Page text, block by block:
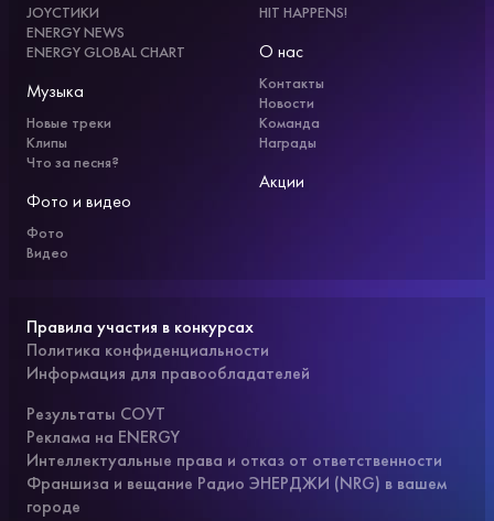
JOYСТИКИ
ENERGY NEWS
ENERGY GLOBAL CHART
Музыка
Новые треки
Клипы
Что за песня?
Фото и видео
Фото
Видео
HIT HAPPENS!
О нас
Контакты
Новости
Команда
Награды
Акции
Правила участия в конкурсах
Политика конфиденциальности
Информация для правообладателей
Результаты СОУТ
Реклама на ENERGY
Интеллектуальные права и отказ от ответственности
Франшиза и вещание Радио ЭНЕРДЖИ (NRG) в вашем
городе